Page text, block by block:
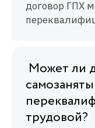
договор ГПХ
Может ли
трудовой?